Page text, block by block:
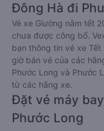
Đông Hà đi
Vé xe Giường nằm tết
chưa được công bố.
bạn thông tin vé xe
giờ bán vé của các
Phước Long và Phước
từ các hãng xe.
Đặt vé máy
Phước Long